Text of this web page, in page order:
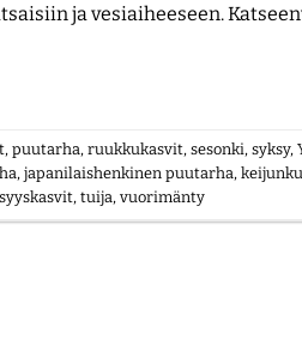
ja vesiaiheeseen.
, puutarha, ruukkukasvit, sesonki, syksy,
, japanilaishenkinen puutarha,
syyskasvit, tuija, vuorimänty